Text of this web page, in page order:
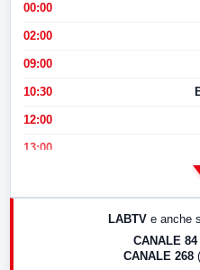
00:00
02:00
09:00
10:30
12:00
13:00
LABTV e anche
CANALE 84
CANALE 268